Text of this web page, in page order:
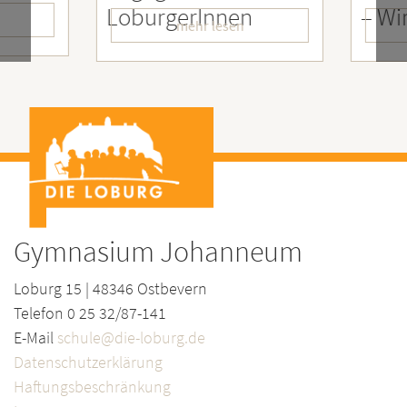
LoburgerInnen
mehr lesen
–
Gymnasium Johanneum
Loburg 15 | 48346 Ostbevern
Telefon 0 25 32/87-141
E-Mail schule@die-loburg.de
Datenschutzerklärung
Haftungsbeschränkung